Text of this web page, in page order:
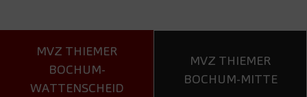
MVZ THIEMER
BOCHUM-
WATTENSCHEID
MVZ THIEMER
BOCHUM-MITTE